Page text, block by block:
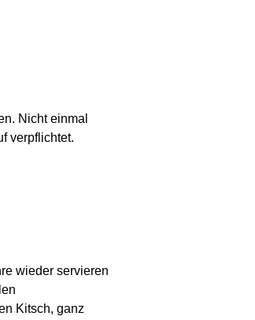
Nicht einmal
verpflichtet.
wieder servieren
Kitsch, ganz